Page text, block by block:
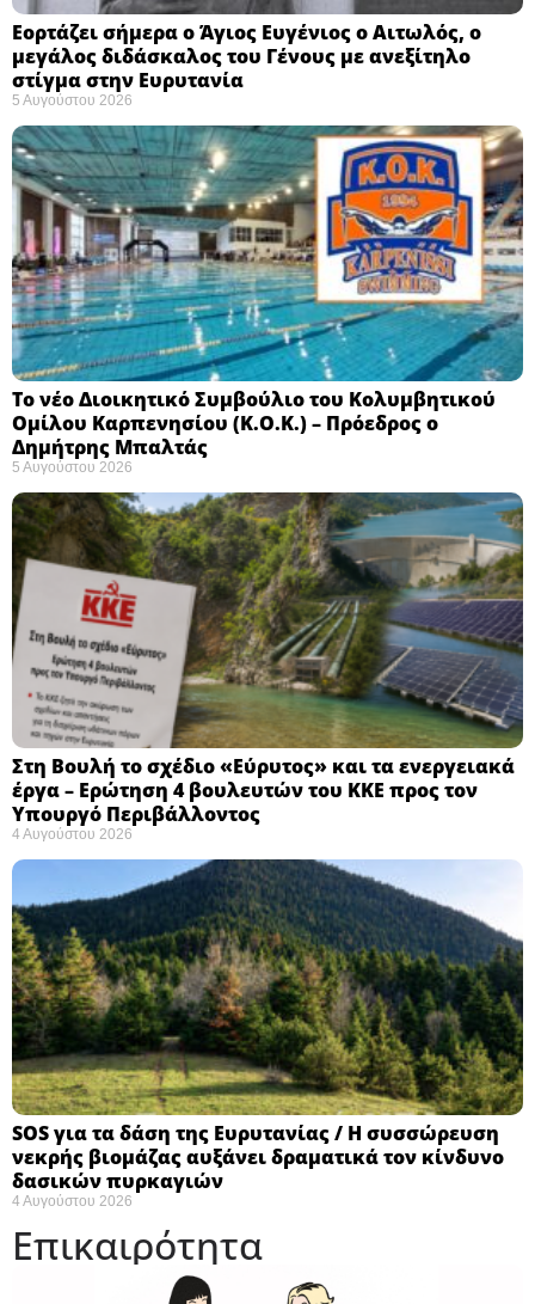
Εορτάζει σήμερα ο Άγιος Ευγένιος ο Αιτωλός, ο
μεγάλος διδάσκαλος του Γένους με ανεξίτηλο
στίγμα στην Ευρυτανία
5 Αυγούστου 2026
Το νέο Διοικητικό Συμβούλιο του Κολυμβητικού
Ομίλου Καρπενησίου (Κ.Ο.Κ.) – Πρόεδρος ο
Δημήτρης Μπαλτάς
5 Αυγούστου 2026
Στη Βουλή το σχέδιο «Εύρυτος» και τα ενεργειακά
έργα – Ερώτηση 4 βουλευτών του ΚΚΕ προς τον
Υπουργό Περιβάλλοντος
4 Αυγούστου 2026
SOS για τα δάση της Ευρυτανίας / Η συσσώρευση
νεκρής βιομάζας αυξάνει δραματικά τον κίνδυνο
δασικών πυρκαγιών
4 Αυγούστου 2026
Επικαιρότητα